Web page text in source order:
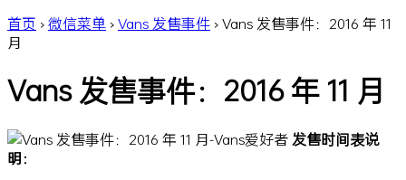
首页 ›微信菜单 ›Vans 发售事件 ›Vans 发售事件：2016 年 11
月
Vans 发售事件：2016 年 11 月
发售时间表说
明：